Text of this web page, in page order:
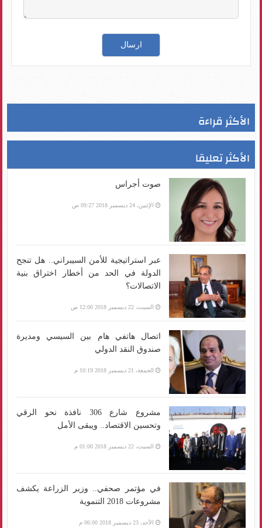
الأكثر قراءة
الأكثر تعليقا
صوت أجراس
الإثنين، 24 ديسمبر 2018 09:27 ص
عبر استراتيجية للأمن السيبراني.. هل تنجح
الدولة في الحد من أخطار اختراق بنية
الاتصالات؟
السبت، 22 ديسمبر 2018 12:00 ص
اتصال هاتفي هام بين السيسي ومديرة
صندوق النقد الدولي
الجمعة، 21 ديسمبر 2018 10:19 م
مشروع شارع 306 نافذة نحو الرقي
وتحسين الاقتصاد.. ويبقى الأمل
السبت، 22 ديسمبر 2018 01:00 م
في مؤتمر صحفي.. وزير الزراعة يكشف
مشروعات 2018 التنموية
الأحد، 23 ديسمبر 2018 06:00 م